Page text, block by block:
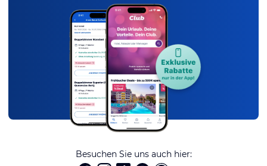
Besuchen Sie uns auch hier: